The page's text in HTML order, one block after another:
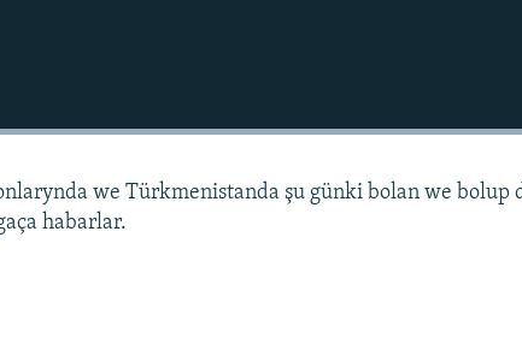
we Türkmenistanda şu günki bolan we bolup
habarlar.